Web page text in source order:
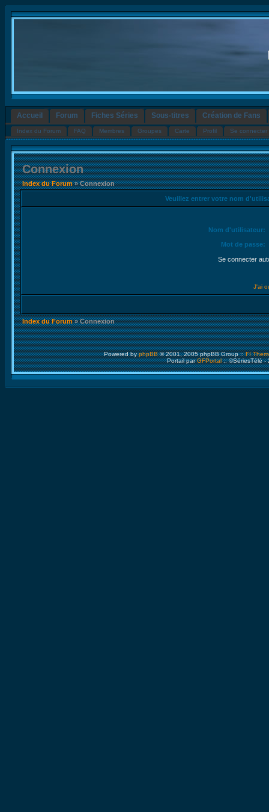
Accueil Forum Fiches Séries Sous-titres Création de Fans
Index du Forum FAQ Membres Groupes Carte Profil Se connecter
Connexion
Index du Forum» Connexion
Veuillez entrer votre nom
Nom d'utilisateur:
Mot de passe:
Se connecter
J'ai
Index du Forum» Connexion
Powered byphpBB© 2001, 2005 phpBB Group ::FI
Portail parGFPortal:: ©SériesTélé -